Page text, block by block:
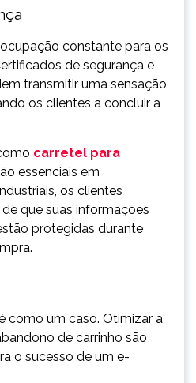
constante para os
de segurança e
transmitir uma sensação
os clientes a concluir a
carretel para
essenciais em
os clientes
que suas informações
protegidas durante
como um caso. Otimizar a
de carrinho são
o sucesso de um e-